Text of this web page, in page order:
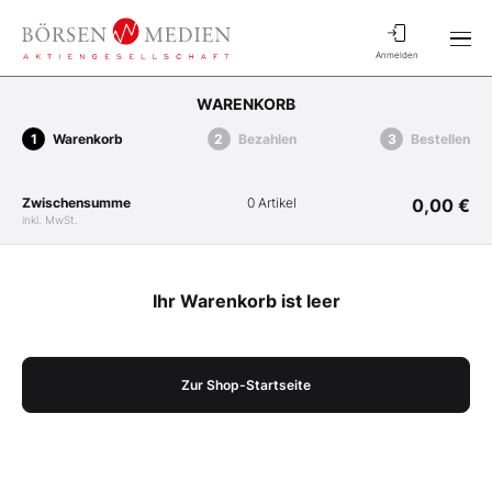
Anmelden
WARENKORB
Warenkorb Bezahlen Bestellen
Zwischensumme
inkl. MwSt.
0 Artikel 0,00 €
Ihr Warenkorb ist leer
Zur Shop-Startseite